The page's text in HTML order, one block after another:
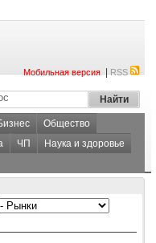
Мобильная версия|RSS
Общество
ЧП
Наука и здоровье